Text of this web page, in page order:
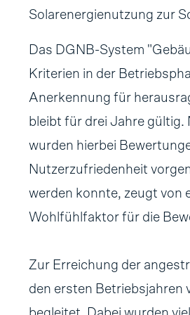
Solarenergienutzung zur
Das DGNB-System
Kriterien in der
Anerkennung für
bleibt für drei Jahre gültig.
wurden hierbei
Nutzerzufriedenheit
werden konnte, zeugt von
Wohlfühlfaktor für die
Zur Erreichung der
den ersten Betriebsjahren